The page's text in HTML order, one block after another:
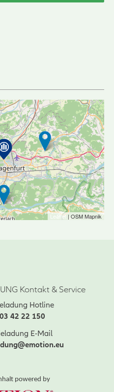
Leaflet | OSM Mapnik
Kontakt & Service
Hotline
42 22 150
E-Mail
powered by